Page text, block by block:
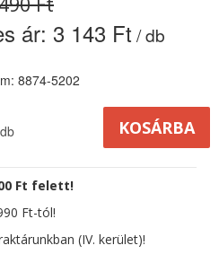
ár: 3 143 Ft / db
8874-5202
db
Ft felett!
Ft-tól!
(IV. kerület)!